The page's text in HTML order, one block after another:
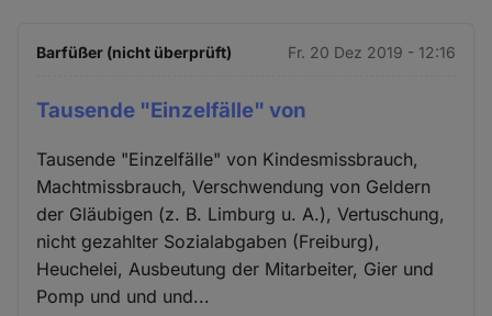
Barfüßer (nicht überprüft) Fr. 20 Dez 2019 - 12:16
Tausende "Einzelfälle" von
Tausende "Einzelfälle" von Kindesmissbrauch,
Machtmissbrauch, Verschwendung von Geldern
der Gläubigen (z. B. Limburg u. A.), Vertuschung,
nicht gezahlter Sozialabgaben (Freiburg),
Heuchelei, Ausbeutung der Mitarbeiter, Gier und
Pomp und und und...